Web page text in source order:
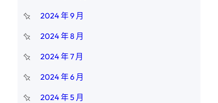
2024 年 9 月
2024 年 8 月
2024 年 7 月
2024 年 6 月
2024 年 5 月